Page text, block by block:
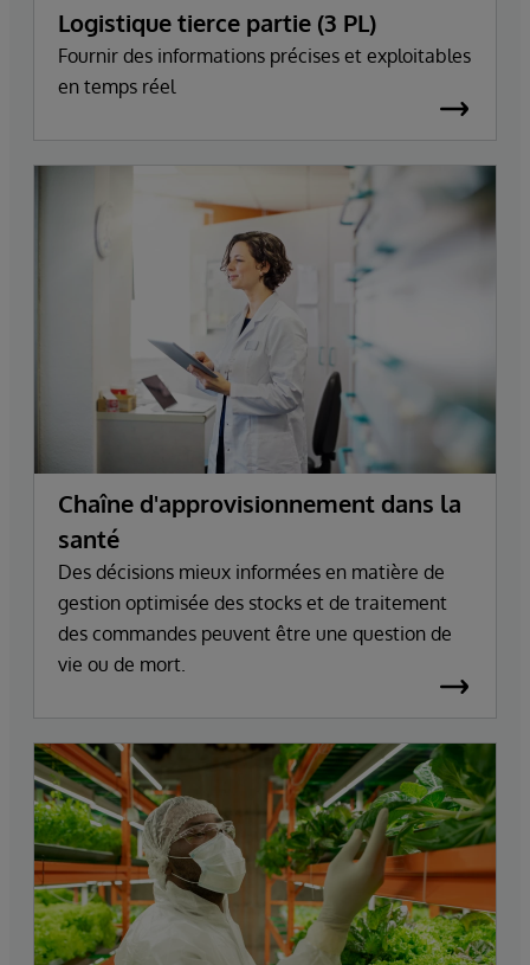
Logistique tierce partie (3 PL)
Fournir des informations précises et exploitables
en temps réel
Chaîne d'approvisionnement dans la
santé
Des décisions mieux informées en matière de
gestion optimisée des stocks et de traitement
des commandes peuvent être une question de
vie ou de mort.